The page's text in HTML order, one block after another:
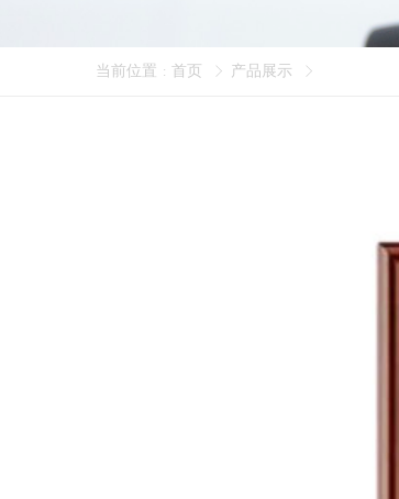
当前位置 : 首页 产品展示